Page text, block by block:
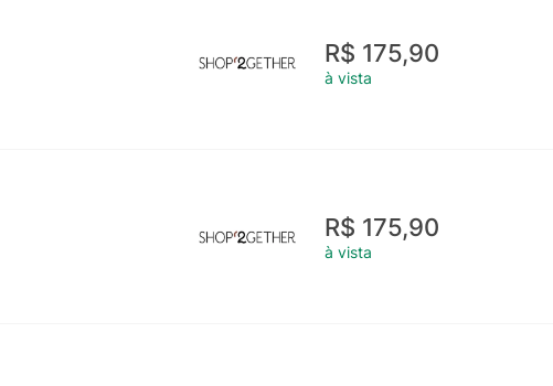
R$ 175,90
à vista
R$ 175,90
à vista